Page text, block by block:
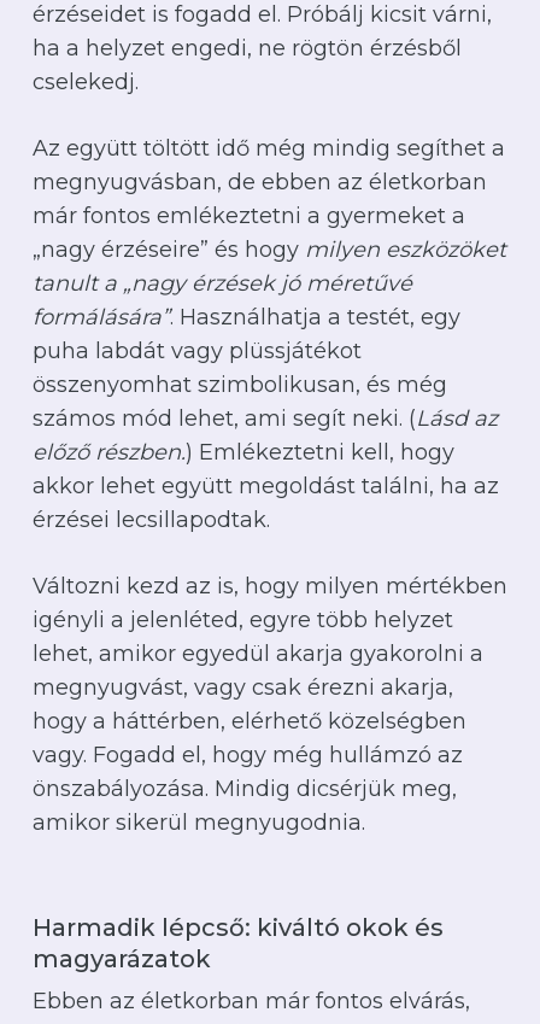
érzéseidet is fogadd el. Próbálj kicsit várni,
ha a helyzet engedi, ne rögtön érzésből
cselekedj.
Az együtt töltött idő még mindig segíthet a
megnyugvásban, de ebben az életkorban
már fontos emlékeztetni a gyermeket a
„nagy érzéseire” és hogy milyen eszközöket
tanult a „nagy érzések jó méretűvé
formálására”. Használhatja a testét, egy
puha labdát vagy plüssjátékot
összenyomhat szimbolikusan, és még
számos mód lehet, ami segít neki. (Lásd az
előző részben.) Emlékeztetni kell, hogy
akkor lehet együtt megoldást találni, ha az
érzései lecsillapodtak.
Változni kezd az is, hogy milyen mértékben
igényli a jelenléted, egyre több helyzet
lehet, amikor egyedül akarja gyakorolni a
megnyugvást, vagy csak érezni akarja,
hogy a háttérben, elérhető közelségben
vagy. Fogadd el, hogy még hullámzó az
önszabályozása. Mindig dicsérjük meg,
amikor sikerül megnyugodnia.
Harmadik lépcső: kiváltó okok és
magyarázatok
Ebben az életkorban már fontos elvárás,